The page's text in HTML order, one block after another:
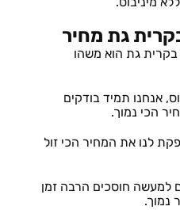
גת מחיר
גת הוא משהו
אנחנו תמיד בודקים
הכי נמוך.
לנו את המחיר הכי זול
למעשה חוסכים הרבה זמן
נמוך.